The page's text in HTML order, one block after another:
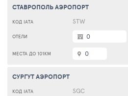
СТАВРОПОЛЬ АЭРОПОРТ
STW
0
0
СУРГУТ АЭРОПОРТ
SGC